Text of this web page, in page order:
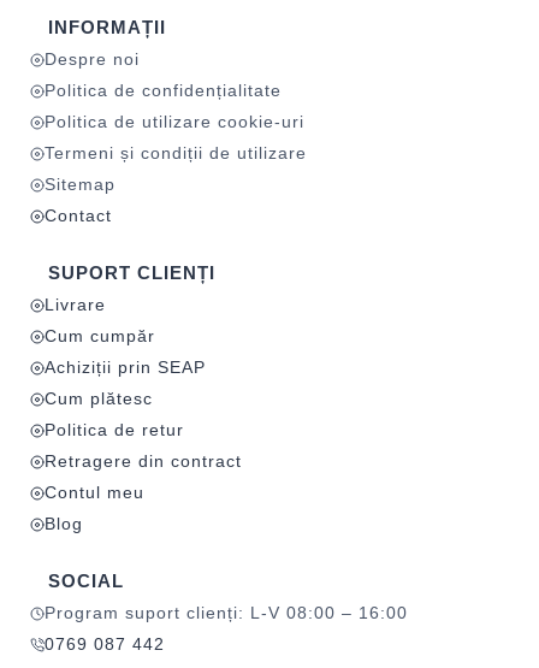
INFORMAȚII
Despre noi
Politica de confidențialitate
Politica de utilizare cookie-uri
Termeni și condiții de utilizare
Sitemap
Contact
SUPORT CLIENȚI
Livrare
Cum cumpăr
Achiziții prin SEAP
Cum plătesc
Politica de retur
Retragere din contract
Contul meu
Blog
SOCIAL
Program suport clienți: L-V 08:00 – 16:00
0769 087 442